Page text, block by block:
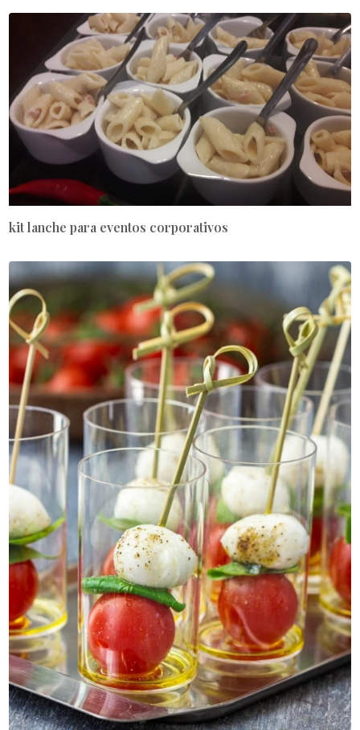
kit lanche para eventos corporativos